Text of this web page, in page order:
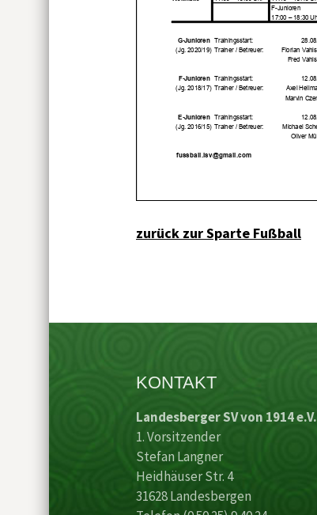
zurück zur Sparte Fußball
KONTAKT
Landesberger SV von 1914 e.V.
1. Vorsitzender
Stefan Langner
Heidhäuser Str. 4
31628 Landesbergen